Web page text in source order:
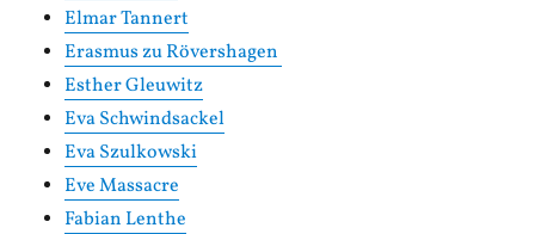
Elmar Tannert
Erasmus zu Rövershagen
Esther Gleuwitz
Eva Schwindsackel
Eva Szulkowski
Eve Massacre
Fabian Lenthe